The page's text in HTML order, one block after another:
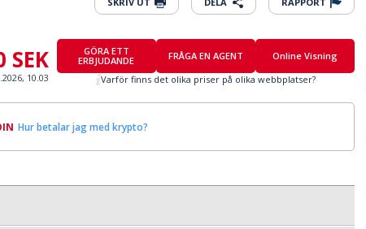
SEK
10.03
GÖRA ETT
ERBJUDANDE
FRÅGA EN AGENT
Online Visning
Varför finns det olika priser på olika webbplatser?
Hur betalar jag med krypto?